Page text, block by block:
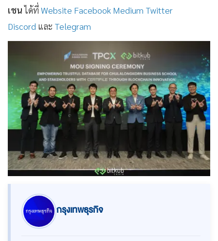
เชนได้ที่ Website Facebook Medium Twitter
Discord และ Telegram
กรุงเทพธุรกิจ